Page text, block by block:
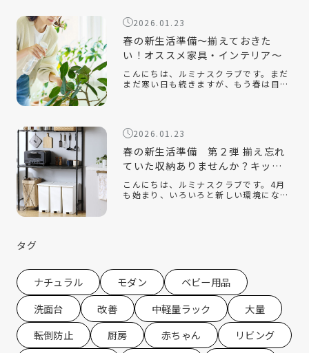
ーゼッ […]
2026.01.23
春の新生活準備～揃えておきた
い！オススメ家具・インテリア～
こんにちは、ルミナスクラブです。まだ
まだ寒い日も続きますが、もう春は目の
の家 […]
2026.01.23
春の新生活準備 第２弾 揃え忘れ
ていた収納ありませんか？キッチ
ン収納編
こんにちは、ルミナスクラブです。4月
も始まり、いろいろと新しい環境にな
タグ
ナチュラル モダン
ベビー用品
洗面台
改善 中軽量ラック
大量
転倒防止
厨房 赤ちゃん
リビング